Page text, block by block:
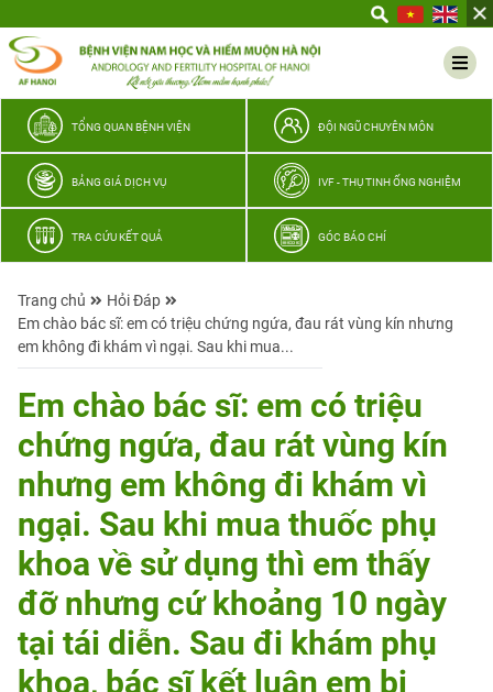
thương
TỔNG QUAN BỆNH VIỆN ĐỘI NGŨ CHUYÊN MÔN
BẢNG GIÁ DỊCH VỤ IVF - THỤ TINH ỐNG NGHIỆM
TRA CỨU KẾT QUẢ GÓC BÁO CHÍ
Trang chủ
Hỏi Đáp
Em chào bác sĩ: em có triệu chứng ngứa, đau rát vùng kín nhưng
em không đi khám vì ngại. Sau khi mua...
Em chào bác sĩ: em có triệu
chứng ngứa, đau rát vùng kín
nhưng em không đi khám vì
ngại. Sau khi mua thuốc phụ
khoa về sử dụng thì em thấy
đỡ nhưng cứ khoảng 10 ngày
tại tái diễn. Sau đi khám phụ
khoa, bác sĩ kết luận em bị